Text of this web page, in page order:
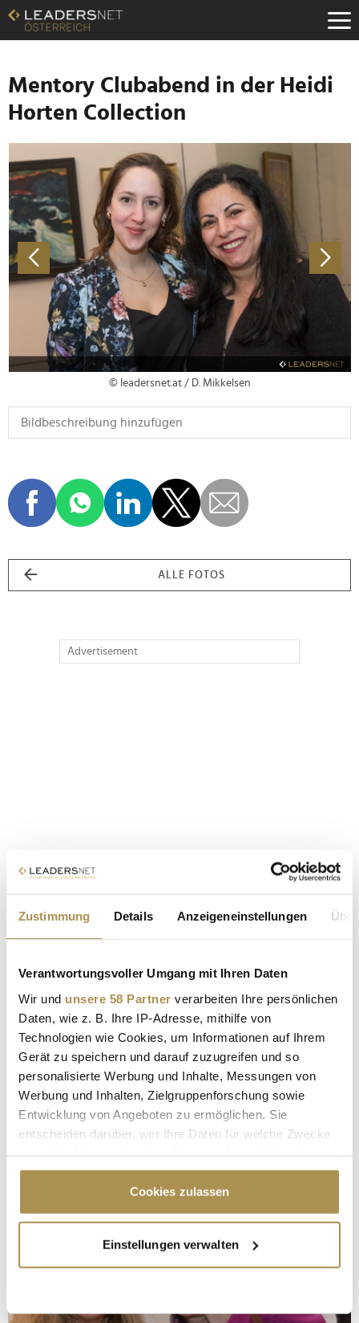
Zustimmung Details Anzeigeneinstellungen
Verantwortungsvoller Umgang mit Ihren Daten
Wir und unsere 58 Partner verarbeiten Ihre persönlichen
Daten, wie z. B. Ihre IP-Adresse, mithilfe von
Technologien wie Cookies, um Informationen auf Ihrem
Gerät zu speichern und darauf zuzugreifen und so
personalisierte Werbung und Inhalte, Messungen von
Werbung und Inhalten, Zielgruppenforschung sowie
Entwicklung von Angeboten zu ermöglichen. Sie
entscheiden darüber, wer Ihre Daten für welche Zwecke
Cookie-Erklärung oder durch Klicken auf das Privacy
Trigger Symbol ändern oder widerrufen
Informationen über Ihre geografische Lage
erfassen, welche bis auf einige Meter genau sein
Cookies zulassen
Einstellungen verwalten
Zum
Inhalt
Zur
Navigation
Zur
Hauptnavigation
Mentory Clubabend in der Heidi
Horten Collection
© leadersnet.at / D. Mikkelsen
ALLE FOTOS
Advertisement